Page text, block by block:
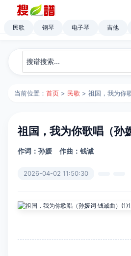
民歌 钢琴 电子琴 吉他
当前位置：首页 > 民歌 > 祖国，我为你
祖国，我为你歌唱（孙
作词：孙媛 作曲：钱诚
2026-04-02 11:50:30